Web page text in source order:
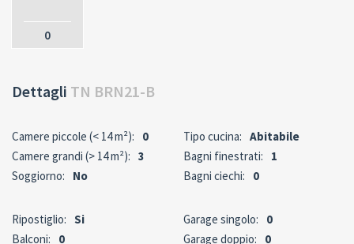
0
Dettagli TN BRN21-B
Camere piccole (< 14 m²):
0
Camere grandi (> 14 m²): 3
Soggiorno:
No
Tipo cucina: Abitabile
Bagni finestrati:
1
Bagni ciechi:
0
Ripostiglio: Si
Balconi:
0
Garage singolo:
0
Garage doppio:
0